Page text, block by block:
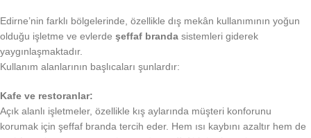
Edirne’nin farklı bölgelerinde, özellikle dış mekân kullanımının yoğun
olduğu işletme ve evlerde şeffaf branda sistemleri giderek
yaygınlaşmaktadır.
Kullanım alanlarının başlıcaları şunlardır:
Kafe ve restoranlar:
Açık alanlı işletmeler, özellikle kış aylarında müşteri konforunu
korumak için şeffaf branda tercih eder. Hem ısı kaybını azaltır hem de